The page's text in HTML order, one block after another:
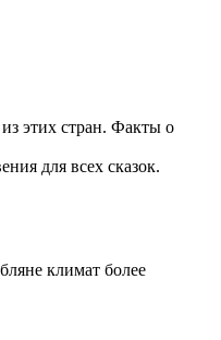
этих стран. Факты о
для всех сказок.
климат более